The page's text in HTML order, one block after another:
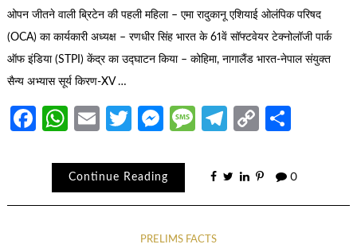
ओपन जीतने वाली ब्रिटेन की पहली महिला – एमा रादुकानू एशियाई ओलंपिक परिषद
(OCA) का कार्यकारी अध्यक्ष – रणधीर सिंह भारत के 61वें सॉफ्टवेयर टेक्नोलॉजी पार्क
ऑफ इंडिया (STPI) केंद्र का उद्घाटन किया – कोहिमा, नागालैंड भारत-नेपाल संयुक्त
सैन्य अभ्यास सूर्य किरण-XV …
Facebook
WhatsApp
EmailTwitter
Messenger
Message
Telegram
Copy
Continue Reading 0
PRELIMS FACTS